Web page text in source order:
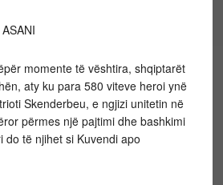
momente të vështira, shqiptarët
aty ku para 580 viteve heroi ynë
Skenderbeu, e ngjizi unitetin në
përmes një pajtimi dhe bashkimi
do të njihet si Kuvendi apo